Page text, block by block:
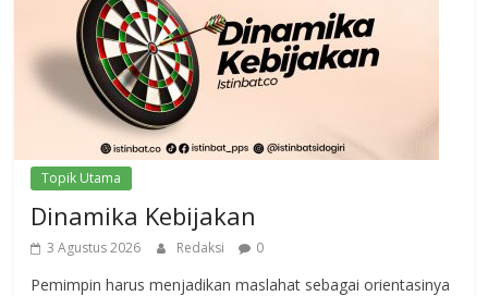
Topik Utama
Dinamika Kebijakan
3 Agustus 2026 Redaksi 0
Pemimpin harus menjadikan maslahat sebagai orientasinya